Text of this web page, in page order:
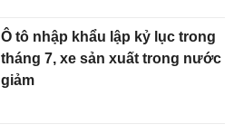
Ô tô nhập khẩu lập kỷ lục trong
tháng 7, xe sản xuất trong nước
giảm